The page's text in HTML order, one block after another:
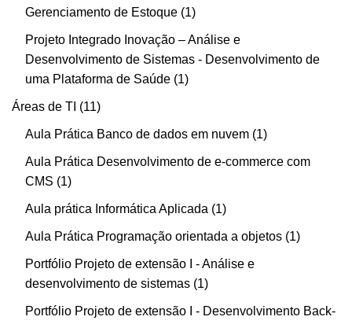
Gerenciamento de Estoque 1
Projeto Integrado Inovação – Análise e
Desenvolvimento de Sistemas - Desenvolvimento de
uma Plataforma de Saúde 1
Áreas de TI 11
Aula Prática Banco de dados em nuvem 1
Aula Prática Desenvolvimento de e-commerce com
CMS
1
Aula prática Informática Aplicada 1
Aula Prática Programação orientada a objetos 1
Portfólio Projeto de extensão I - Análise e
desenvolvimento de sistemas 1
Portfólio Projeto de extensão I - Desenvolvimento Back-